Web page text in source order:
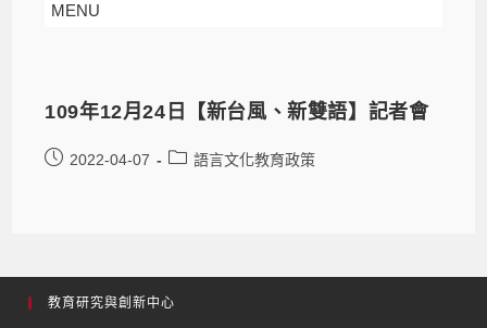
MENU
109年12月24日【新台風、新雙語】記者會
2022-04-07 語言文化教育政策
教育研究與創新中心